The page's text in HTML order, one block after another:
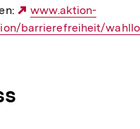
Externer
Link:
www.aktion-
barrierefreiheit/